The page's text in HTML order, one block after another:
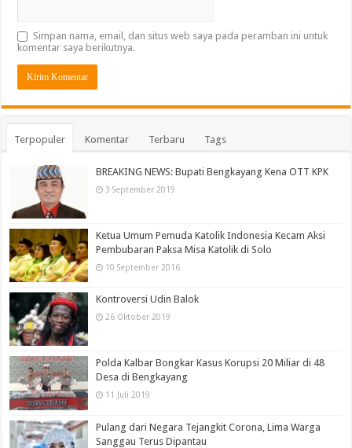
Simpan nama, email, dan situs web saya pada peramban ini untuk
komentar saya berikutnya.
Terpopuler Komentar Terbaru Tags
BREAKING NEWS: Bupati Bengkayang Kena OTT KPK
3 September 2019
Ketua Umum Pemuda Katolik Indonesia Kecam Aksi
Pembubaran Paksa Misa Katolik di Solo
10 September 2016
Kontroversi Udin Balok
26 Oktober 2019
Polda Kalbar Bongkar Kasus Korupsi 20 Miliar di 48
Desa di Bengkayang
11 Juli 2019
Pulang dari Negara Tejangkit Corona, Lima Warga
Sanggau Terus Dipantau